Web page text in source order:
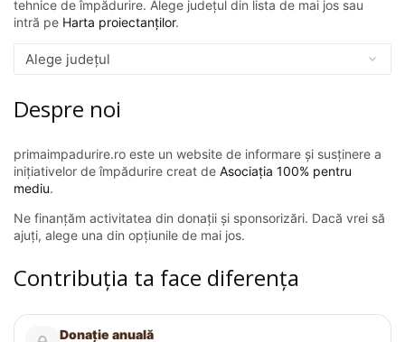
tehnice de împădurire. Alege județul din lista de mai jos sau
intră pe Harta proiectanților.
Despre noi
primaimpadurire.ro este un website de informare și susținere a
inițiativelor de împădurire creat de Asociația 100% pentru
mediu.
Ne finanțăm activitatea din donații și sponsorizări. Dacă vrei să
ajuți, alege una din opțiunile de mai jos.
Contribuția ta face diferența
Donație anuală